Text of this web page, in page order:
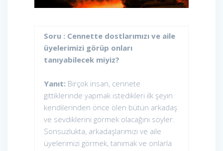
Soru : Cennette dostlarımızı ve aile
üyelerimizi görüp onları
tanıyabilecek miyiz?
Yanıt: Birçok insan, cennete
gittiklerinde yapmak istedikleri ilk şeyin
kendilerinden önce ölen bütün arkadaş
ve sevdiklerini görmek olacağını söyler.
Sonsuzlukta, arkadaşlarımızı ve aile
üyelerimizi görmek, tanımak ve onlarla